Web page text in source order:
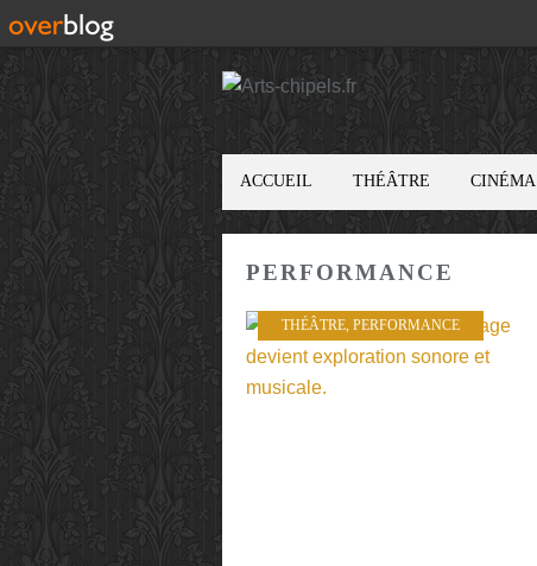
ACCUEIL THÉÂTRE CINÉMA
PERFORMANCE
THÉÂTRE PERFORMANCE